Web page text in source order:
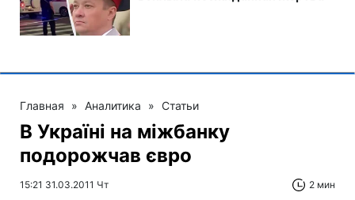
Главная » Аналитика » Статьи
В Україні на міжбанку
подорожчав євро
15:21 31.03.2011 Чт 2 мин